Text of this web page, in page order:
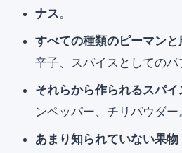
ナス。
すべての種類のピーマンと
辛子、スパイスとしてのパ
それらから作られるスパイ
ンペッパー、チリパウダー。
あまり知られていない果物